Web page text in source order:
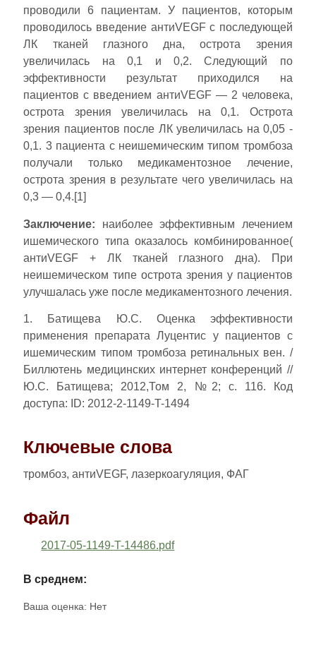
проводили 6 пациентам. У пациентов, которым
проводилось введение антиVEGF с последующей
ЛК тканей глазного дна, острота зрения
увеличилась на 0,1 и 0,2. Следующий по
эффективности результат приходился на
пациентов с введением антиVEGF — 2 человека,
острота зрения увеличилась на 0,1. Острота
зрения пациентов после ЛК увеличилась на 0,05 -
0,1. 3 пациента с неишемическим типом тромбоза
получали только медикаментозное лечение,
острота зрения в результате чего увеличилась на
0,3 — 0,4.[1]
Заключение: наиболее эффективным лечением
ишемического типа оказалось комбинированное(
антиVEGF + ЛК тканей глазного дна). При
неишемическом типе острота зрения у пациентов
улучшалась уже после медикаментозного лечения.
1. Батищева Ю.С. Оценка эффективности
применения препарата Луцентис у пациентов с
ишемическим типом тромбоза ретинальных вен. /
Биллютень медицинских интернет конференций //
Ю.С. Батищева; 2012,Том 2, №2; с. 116. Код
доступа: ID: 2012-2-1149-T-1494
Ключевые слова
тромбоз, антиVEGF, лазеркоагуляция, ФАГ
Файл
2017-05-1149-T-14486.pdf
В среднем:
Ваша оценка: Нет